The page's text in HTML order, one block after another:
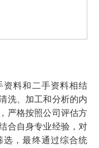
资料和二手资料相结
洗、加工和分析的内
严格按照公司评估方
合自身专业经验，对
选，最终通过综合统